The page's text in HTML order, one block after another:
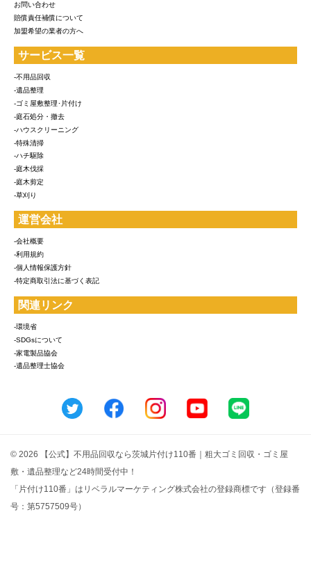
お問い合わせ
賠償責任補償について
加盟希望の業者の方へ
サービス一覧
-不用品回収
-遺品整理
-ゴミ屋敷整理･片付け
-庭石処分・撤去
-ハウスクリーニング
-特殊清掃
-ハチ駆除
-庭木伐採
-庭木剪定
-草刈り
運営会社
-会社概要
-利用規約
-個人情報保護方針
-特定商取引法に基づく表記
関連リンク
-環境省
-SDGsについて
-家電製品協会
-遺品整理士協会
© 2026 【公式】不用品回収なら茨城片付け110番｜粗大ゴミ回収・ゴミ屋
敷・遺品整理など24時間受付中！
「片付け110番」はリベラルマーケティング株式会社の登録商標です（登録番
号：第5757509号）